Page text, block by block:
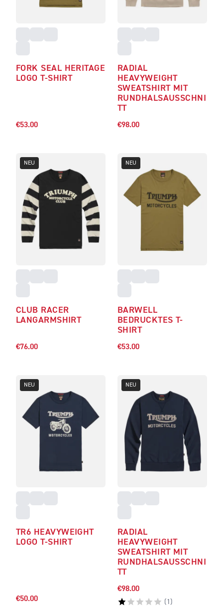
FORK SEAL HERITAGE
LOGO T-SHIRT
€53.00
RADIAL
HEAVYWEIGHT
SWEATSHIRT MIT
RUNDHALSAUSSCHNI
TT
€98.00
NEU
CLUB RACER
LANGARMSHIRT
€76.00
NEU
BARWELL
BEDRUCKTES T-
SHIRT
€53.00
NEU
TR6 HEAVYWEIGHT
LOGO T-SHIRT
€50.00
NEU
RADIAL
HEAVYWEIGHT
SWEATSHIRT MIT
RUNDHALSAUSSCHNI
TT
€98.00
( 1 )